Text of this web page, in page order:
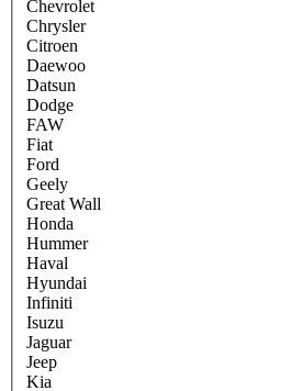
Chevrolet
Chrysler
Citroen
Daewoo
Datsun
Dodge
FAW
Fiat
Ford
Geely
Great Wall
Honda
Hummer
Haval
Hyundai
Infiniti
Isuzu
Jaguar
Jeep
Kia